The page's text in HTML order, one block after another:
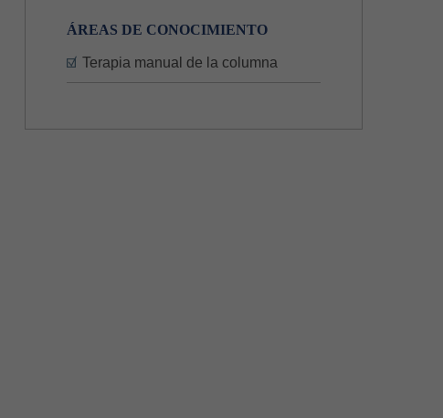
ÁREAS DE CONOCIMIENTO
Terapia manual de la columna